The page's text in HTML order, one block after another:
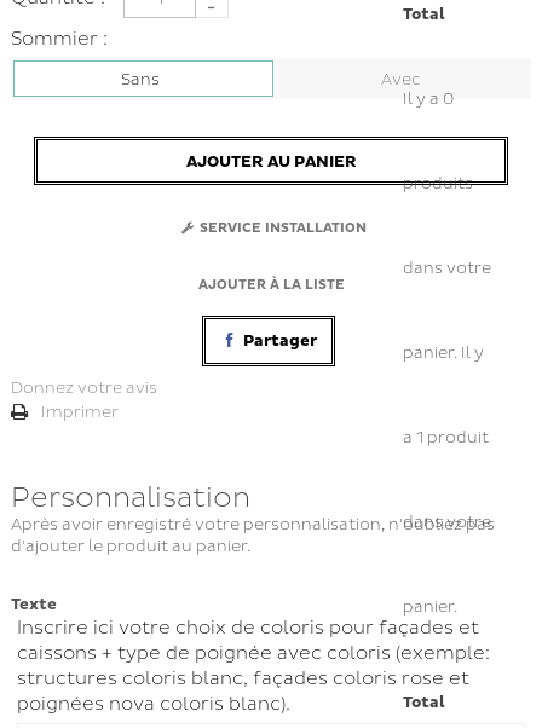
Total
Il y a 0
produits
dans votre
panier. Il y
a 1 produit
dans votre
panier.
Total
Sommier :
Sans Avec
AJOUTER AU PANIER
SERVICE INSTALLATION
AJOUTER À LA LISTE
Partager
Donnez votre avis
Imprimer
Personnalisation
Après avoir enregistré votre personnalisation, n'oubliez pas
d'ajouter le produit au panier.
Texte
Inscrire ici votre choix de coloris pour façades et
caissons + type de poignée avec coloris (exemple:
structures coloris blanc, façades coloris rose et
poignées nova coloris blanc).